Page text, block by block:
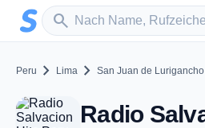
Zum Hauptinhalt springen
search
Sender suchen
Peru chevron_right Lima chevron_right San Juan de Lurigancho